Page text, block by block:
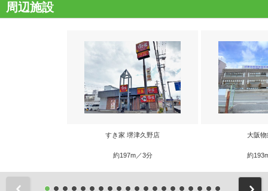
周辺施設
すき家 堺津久野店
約197m／3分
大阪物
約